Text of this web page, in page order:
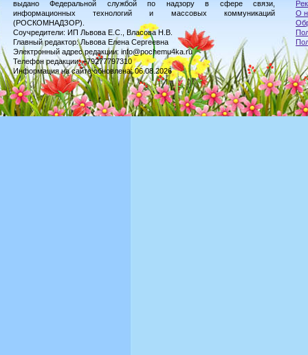
выдано Федеральной службой по надзору в сфере связи,
информационных технологий и массовых коммуникаций
(РОСКОМНАДЗОР).
Соучредители: ИП Львова Е.С., Власова Н.В.
Главный редактор: Львова Елена Сергеевна
Электронный адрес редакции: info@pochemu4ka.ru
Телефон редакции: +79277797310
Информация на сайте обновлена: 06.08.2026
О